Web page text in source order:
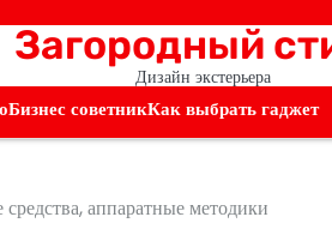
Загородный
Дизайн экстерьера
Бизнес советникКак выбрать гаджет
аппаратные методики